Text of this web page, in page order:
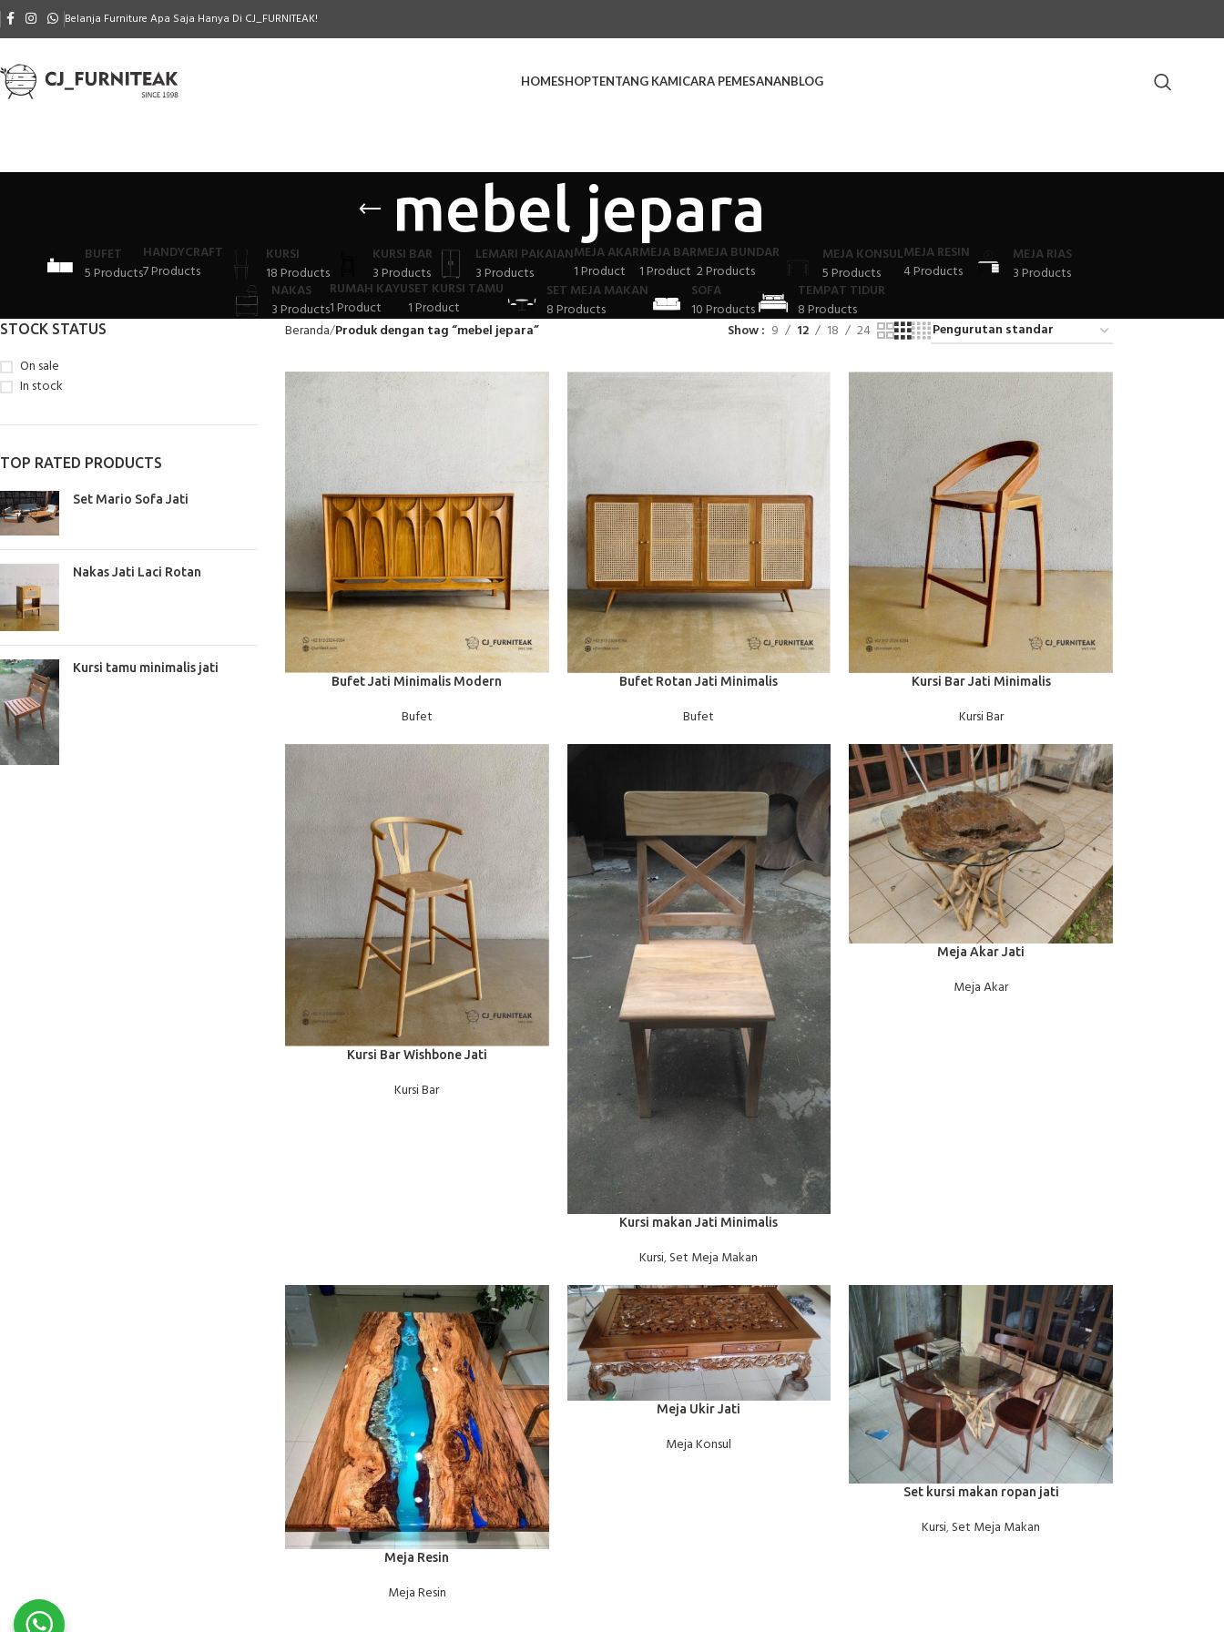
Belanja Furniture Apa Saja Hanya Di CJ_FURNITEAK!
HOMESHOPTENTANG KAMICARA PEMESANANBLOG
mebel jepara
BUFET
5 Products
HANDYCRAFT
7 Products
KURSI
18 Products
KURSI BAR
3 Products
LEMARI PAKAIAN
3 Products
MEJA AKAR
1 Product
MEJA BAR
1 Product
MEJA BUNDAR
2 Products
MEJA KONSUL
5 Products
MEJA RESIN
4 Products
MEJA RIAS
3 Products
NAKAS
3 Products
RUMAH KAYU
1 Product
SET KURSI TAMU
1 Product
SET MEJA MAKAN
8 Products
SOFA
10 Products
TEMPAT TIDUR
8 Products
STOCK STATUS
On sale
In stock
TOP RATED PRODUCTS
Set Mario Sofa Jati
Nakas Jati Laci Rotan
Kursi tamu minimalis jati
Beranda Produk dengan tag “mebel jepara” Show 9 12 18 24
BACA SELENGKAPNYA
Bufet Jati Minimalis Modern
Bufet
BACA SELENGKAPNYA
Bufet Rotan Jati Minimalis
Bufet
BACA SELENGKAPNYA
Kursi Bar Jati Minimalis
Kursi Bar
BACA SELENGKAPNYA
Kursi Bar Wishbone Jati
Kursi Bar
BACA SELENGKAPNYA
Kursi makan Jati Minimalis
Kursi,Set Meja Makan
BACA SELENGKAPNYAMeja Akar Jati
Meja Akar
BACA SELENGKAPNYAMeja Resin
Meja Resin
BACA SELENGKAPNYAMeja Ukir Jati
Meja Konsul
BACA SELENGKAPNYA
Set kursi makan ropan jati
Kursi,Set Meja Makan